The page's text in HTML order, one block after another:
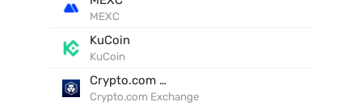
MEXC
KuCoin
KuCoin
Crypto.com Exchange
Crypto.com Exchange